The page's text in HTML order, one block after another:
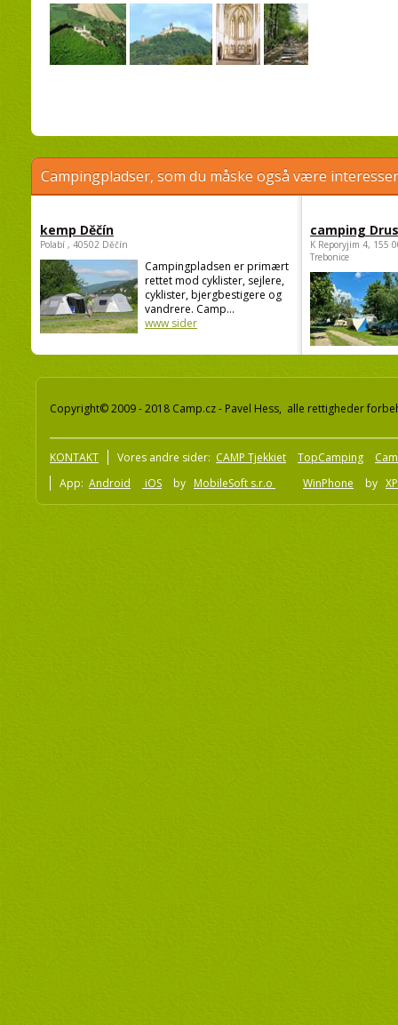
Campingpladser, som du måske også være
kemp Děčín
Polabí , 40502 Děčín
Campingpladsen er primært
rettet mod cyklister, sejlere,
cyklister, bjergbestigere og
vandrere. Camp...
www sider
camping
K Reporyjim 4, 155
Trebonice
Copyright© 2009 - 2018 Camp.cz - Pavel Hess, alle rettigheder
KONTAKT Vores andre sider: CAMP Tjekkiet TopCamping
App: Android iOS by MobileSoft s.r.o WinPhone by